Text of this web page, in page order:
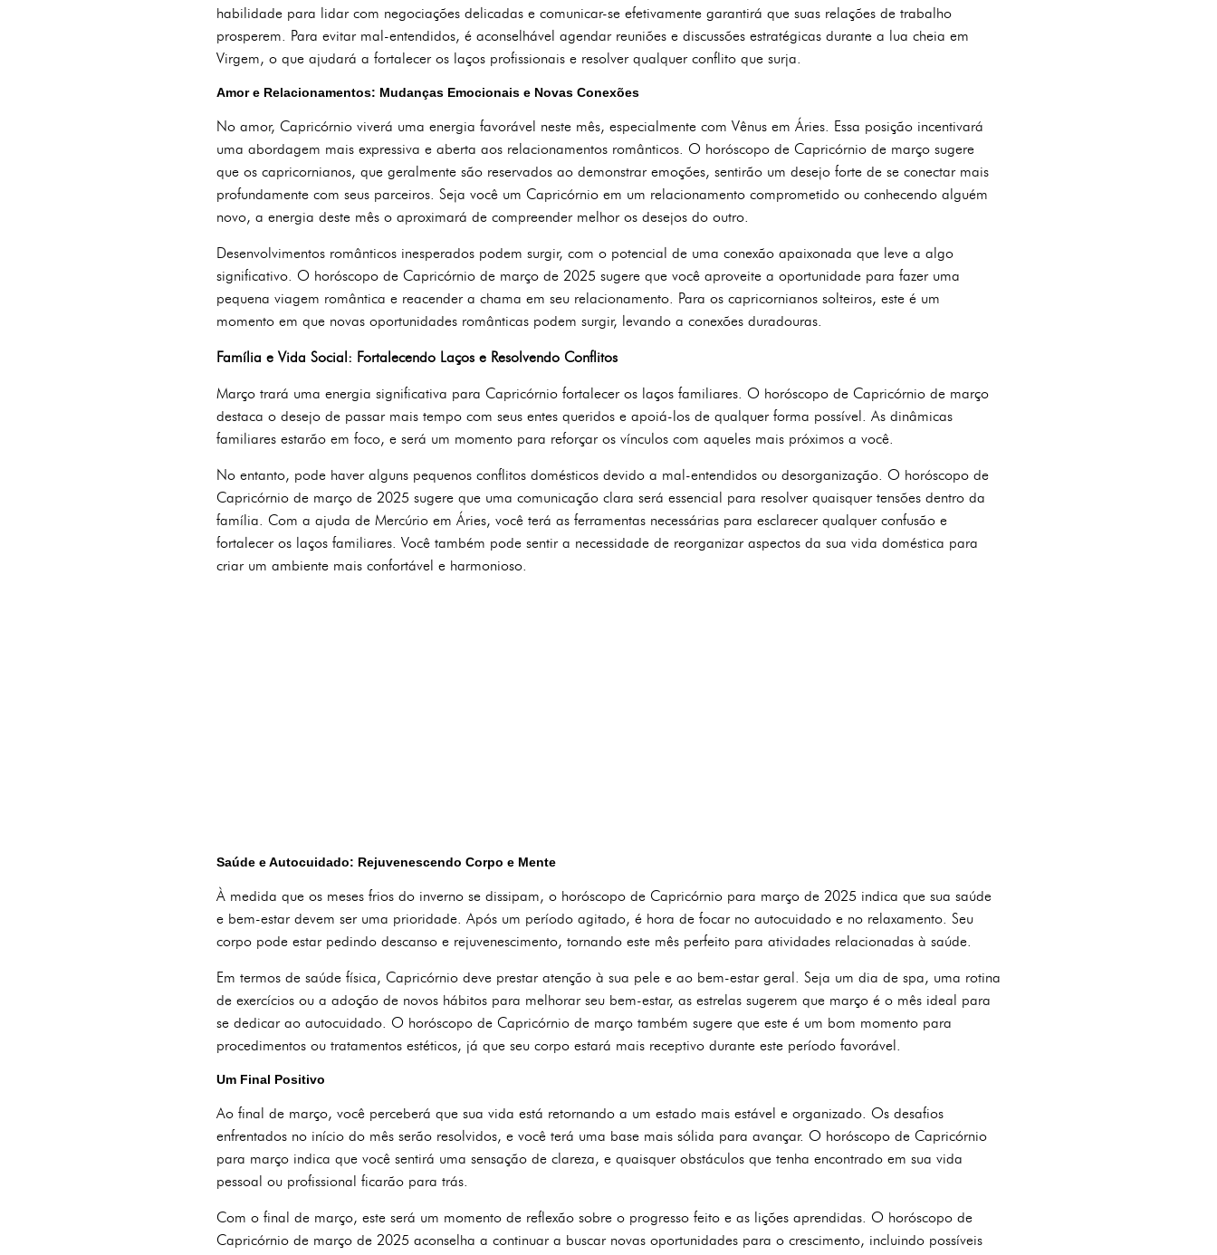
habilidade para lidar com negociações delicadas e comunicar-se efetivamente garantirá que suas relações de trabalho
prosperem. Para evitar mal-entendidos, é aconselhável agendar reuniões e discussões estratégicas durante a lua cheia em
Virgem, o que ajudará a fortalecer os laços profissionais e resolver qualquer conflito que surja.
Amor e Relacionamentos: Mudanças Emocionais e Novas Conexões
No amor, Capricórnio viverá uma energia favorável neste mês, especialmente com Vênus em Áries. Essa posição incentivará
uma abordagem mais expressiva e aberta aos relacionamentos românticos. O horóscopo de Capricórnio de março sugere
que os capricornianos, que geralmente são reservados ao demonstrar emoções, sentirão um desejo forte de se conectar mais
profundamente com seus parceiros. Seja você um Capricórnio em um relacionamento comprometido ou conhecendo alguém
novo, a energia deste mês o aproximará de compreender melhor os desejos do outro.
Desenvolvimentos românticos inesperados podem surgir, com o potencial de uma conexão apaixonada que leve a algo
significativo. O horóscopo de Capricórnio de março de 2025 sugere que você aproveite a oportunidade para fazer uma
pequena viagem romântica e reacender a chama em seu relacionamento. Para os capricornianos solteiros, este é um
momento em que novas oportunidades românticas podem surgir, levando a conexões duradouras.
Família e Vida Social: Fortalecendo Laços e Resolvendo Conflitos
Março trará uma energia significativa para Capricórnio fortalecer os laços familiares. O horóscopo de Capricórnio de março
destaca o desejo de passar mais tempo com seus entes queridos e apoiá-los de qualquer forma possível. As dinâmicas
familiares estarão em foco, e será um momento para reforçar os vínculos com aqueles mais próximos a você.
No entanto, pode haver alguns pequenos conflitos domésticos devido a mal-entendidos ou desorganização. O horóscopo de
Capricórnio de março de 2025 sugere que uma comunicação clara será essencial para resolver quaisquer tensões dentro da
família. Com a ajuda de Mercúrio em Áries, você terá as ferramentas necessárias para esclarecer qualquer confusão e
fortalecer os laços familiares. Você também pode sentir a necessidade de reorganizar aspectos da sua vida doméstica para
criar um ambiente mais confortável e harmonioso.
Saúde e Autocuidado: Rejuvenescendo Corpo e Mente
À medida que os meses frios do inverno se dissipam, o horóscopo de Capricórnio para março de 2025 indica que sua saúde
e bem-estar devem ser uma prioridade. Após um período agitado, é hora de focar no autocuidado e no relaxamento. Seu
corpo pode estar pedindo descanso e rejuvenescimento, tornando este mês perfeito para atividades relacionadas à saúde.
Em termos de saúde física, Capricórnio deve prestar atenção à sua pele e ao bem-estar geral. Seja um dia de spa, uma rotina
de exercícios ou a adoção de novos hábitos para melhorar seu bem-estar, as estrelas sugerem que março é o mês ideal para
se dedicar ao autocuidado. O horóscopo de Capricórnio de março também sugere que este é um bom momento para
procedimentos ou tratamentos estéticos, já que seu corpo estará mais receptivo durante este período favorável.
Um Final Positivo
Ao final de março, você perceberá que sua vida está retornando a um estado mais estável e organizado. Os desafios
enfrentados no início do mês serão resolvidos, e você terá uma base mais sólida para avançar. O horóscopo de Capricórnio
para março indica que você sentirá uma sensação de clareza, e quaisquer obstáculos que tenha encontrado em sua vida
pessoal ou profissional ficarão para trás.
Com o final de março, este será um momento de reflexão sobre o progresso feito e as lições aprendidas. O horóscopo de
Capricórnio de março de 2025 aconselha a continuar a buscar novas oportunidades para o crescimento, incluindo possíveis